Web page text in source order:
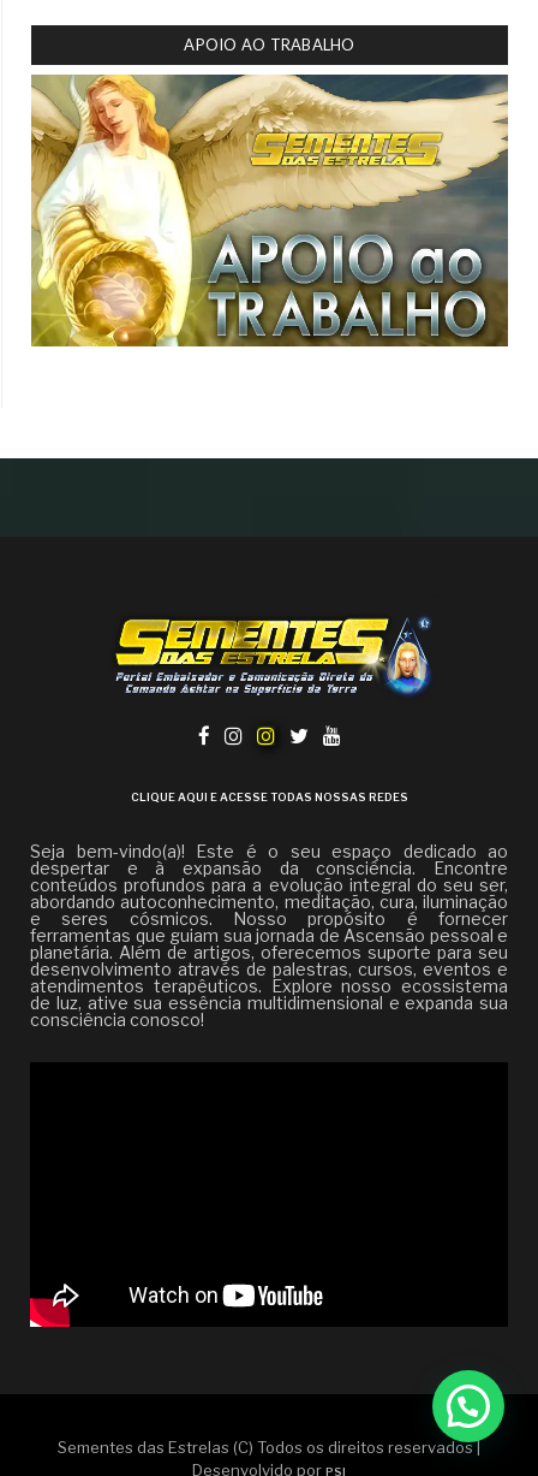
APOIO AO TRABALHO
CLIQUE AQUI E ACESSE TODAS NOSSAS REDES
Seja bem-vindo(a)! Este é o seu espaço dedicado ao
despertar e à expansão da consciência. Encontre
conteúdos profundos para a evolução integral do seu ser,
abordando autoconhecimento, meditação, cura, iluminação
e seres cósmicos. Nosso propósito é fornecer
ferramentas que guiam sua jornada de Ascensão pessoal e
planetária. Além de artigos, oferecemos suporte para seu
desenvolvimento através de palestras, cursos, eventos e
atendimentos terapêuticos. Explore nosso ecossistema
de luz, ative sua essência multidimensional e expanda sua
consciência conosco!
Sementes das Estrelas (C) Todos os direitos reservados |
Desenvolvido por PSI